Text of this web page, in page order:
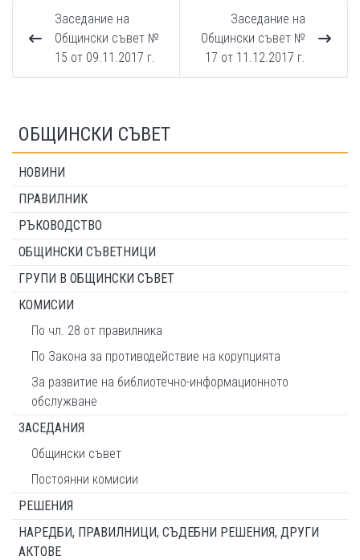
Заседание на
Общински съвет №
15 от 09.11.2017 г.
Заседание на
Общински съвет №
17 от 11.12.2017 г.
ОБЩИНСКИ СЪВЕТ
НОВИНИ
ПРАВИЛНИК
РЪКОВОДСТВО
ОБЩИНСКИ СЪВЕТНИЦИ
ГРУПИ В ОБЩИНСКИ СЪВЕТ
КОМИСИИ
По чл. 28 от правилника
По Закона за противодействие на корупцията
За развитие на библиотечно-информационното
обслужване
ЗАСЕДАНИЯ
Общински съвет
Постоянни комисии
РЕШЕНИЯ
НАРЕДБИ, ПРАВИЛНИЦИ, СЪДЕБНИ РЕШЕНИЯ, ДРУГИ
АКТОВЕ